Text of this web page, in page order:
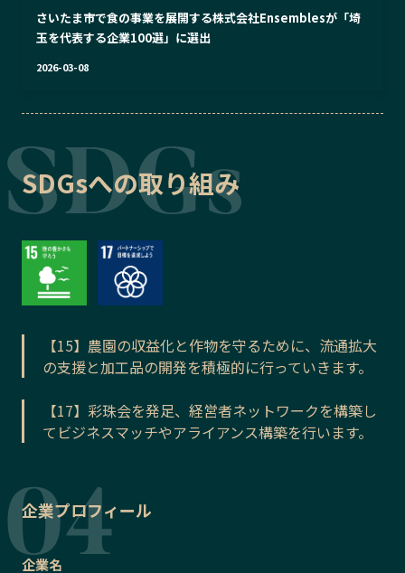
さいたま市で食の事業を展開する株式会社Ensemblesが「埼
玉を代表する企業100選」に選出
2026-03-08
SDGsへの取り組み
【15】農園の収益化と作物を守るために、流通拡大
の支援と加工品の開発を積極的に行っていきます。
【17】彩珠会を発足、経営者ネットワークを構築し
てビジネスマッチやアライアンス構築を行います。
企業プロフィール
企業名